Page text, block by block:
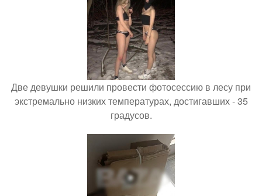
Две девушки решили провести фотосессию в лесу при
экстремально низких температурах, достигавших - 35
градусов.